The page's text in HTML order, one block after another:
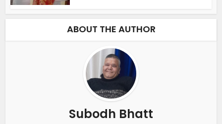
ABOUT THE AUTHOR
Subodh Bhatt